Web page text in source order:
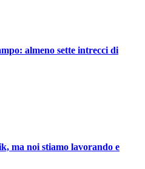
almeno sette intrecci di
ma noi stiamo lavorando e